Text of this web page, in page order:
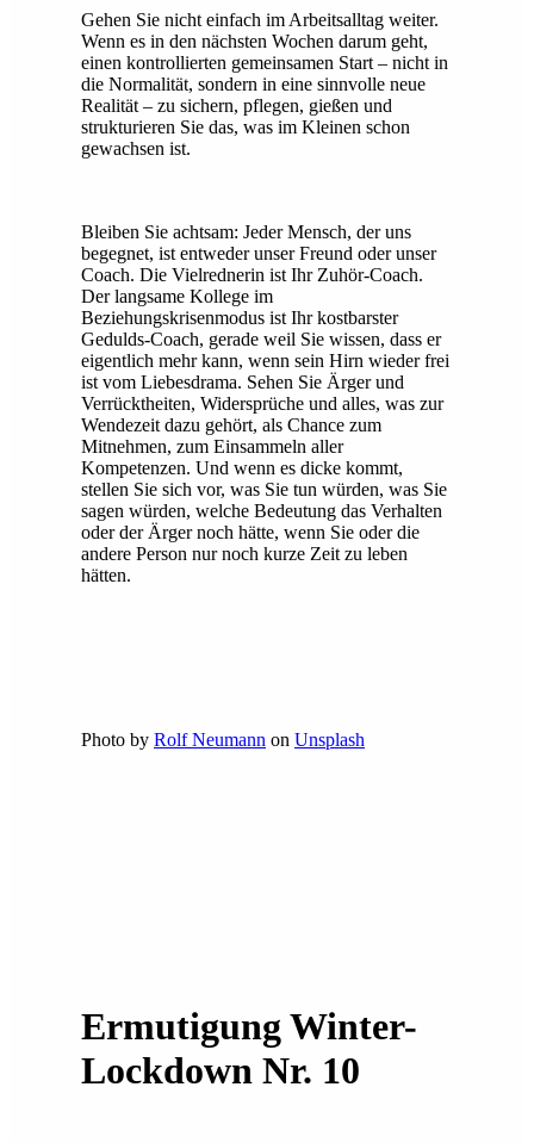
Gehen Sie nicht einfach im Arbeitsalltag weiter.
Wenn es in den nächsten Wochen darum geht,
einen kontrollierten gemeinsamen Start – nicht in
die Normalität, sondern in eine sinnvolle neue
Realität – zu sichern, pflegen, gießen und
strukturieren Sie das, was im Kleinen schon
gewachsen ist.
Bleiben Sie achtsam: Jeder Mensch, der uns
begegnet, ist entweder unser Freund oder unser
Coach. Die Vielrednerin ist Ihr Zuhör-Coach.
Der langsame Kollege im
Beziehungskrisenmodus ist Ihr kostbarster
Gedulds-Coach, gerade weil Sie wissen, dass er
eigentlich mehr kann, wenn sein Hirn wieder frei
ist vom Liebesdrama. Sehen Sie Ärger und
Verrücktheiten, Widersprüche und alles, was zur
Wendezeit dazu gehört, als Chance zum
Mitnehmen, zum Einsammeln aller
Kompetenzen. Und wenn es dicke kommt,
stellen Sie sich vor, was Sie tun würden, was Sie
sagen würden, welche Bedeutung das Verhalten
oder der Ärger noch hätte, wenn Sie oder die
andere Person nur noch kurze Zeit zu leben
hätten.
Photo by Rolf Neumann on Unsplash
Ermutigung Winter-
Lockdown Nr. 10